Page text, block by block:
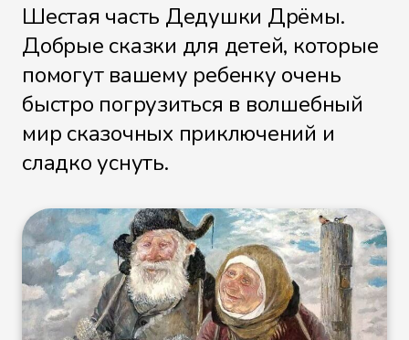
Шестая часть Дедушки Дрёмы.
Добрые сказки для детей, которые
помогут вашему ребенку очень
быстро погрузиться в волшебный
мир сказочных приключений и
сладко уснуть.